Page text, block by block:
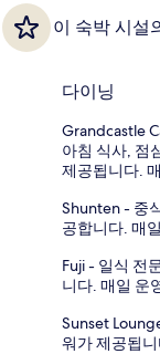
이 숙박 시설
다이닝
Grandcastle
아침 식사, 점
제공됩니다.
Shunten - 중
공합니다. 매
Fuji - 일식 전
니다. 매일 운
Sunset
워가 제공됩